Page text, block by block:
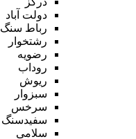
دولت آباد
رباط سنگ
رشتخوار
رضویه
روداب
ریوش
سبزوار
سرخس
سفیدسنگ
سلامی